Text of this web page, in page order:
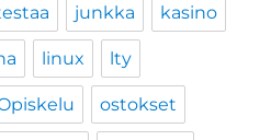
junkka kasino
linux lty
ostokset